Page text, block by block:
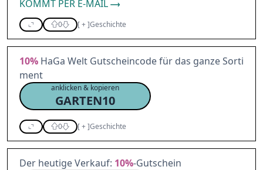
KOMMT PER E-MAIL
0 [+]Geschichte
10% HaGa Welt Gutscheincode für das ganze Sorti
ment
anklicken & kopieren
GARTEN10
0 [+]Geschichte
Der heutige Verkauf: 10%-Gutschein